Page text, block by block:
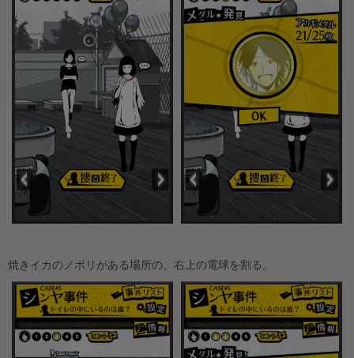
焼きイカのノボリがある場所の、右上の電球を割る。